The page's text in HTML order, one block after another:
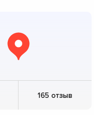
165 отзыв